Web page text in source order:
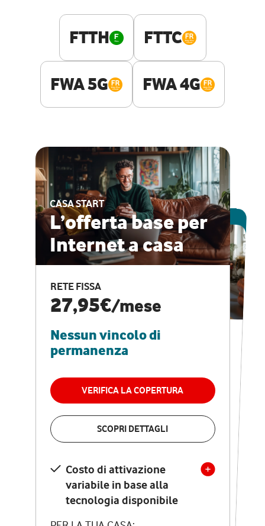
FTTH FTTC
FWA 5G FWA 4G
CASA START
L’offerta base per
Internet a casa
RETE FISSA
27,95€/mese
Nessun vincolo di
permanenza
VERIFICA LA COPERTURA
SCOPRI DETTAGLI
Costo di attivazione
variabile in base alla
tecnologia disponibile
ESCLUSIVA ONLINE
CASA PRO
Internet veloce e
vantaggi speciali
RETE FISSA + VODAFONE CLUB
29,95€
permanenza
VERIFICA LA COPERTURA
Costo di attivazione
variabile in base alla
tecnologia disponibile